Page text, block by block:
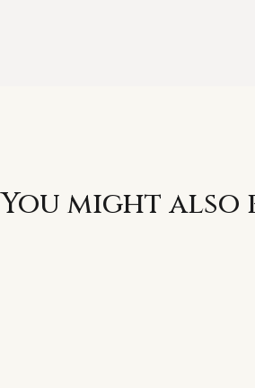
You might also